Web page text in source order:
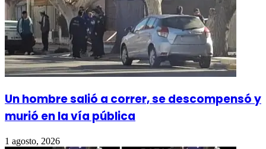
Un hombre salió a correr, se descompensó y
murió en la vía pública
1 agosto, 2026